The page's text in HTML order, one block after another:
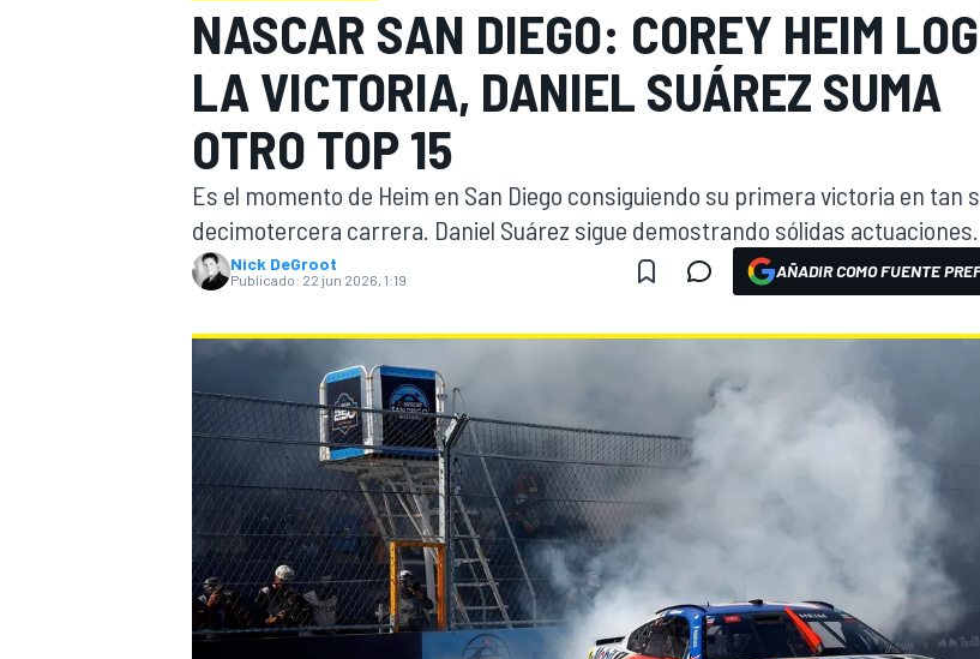
INDYCAR
MOTOGP
NASCAR SAN DIEGO: COREY HEIM
LA VICTORIA, DANIEL SUÁREZ SUMA
OTRO TOP 15
Es el momento de Heim en San Diego consiguiendo su primera victoria en tan
decimotercera carrera. Daniel Suárez sigue demostrando sólidas actuaciones.
Nick DeGroot
Publicado: 22 jun 2026, 1:19 AÑADIR COMO FUENTE